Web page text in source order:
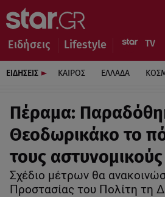
Ειδήσεις Lifestyle
ΕΙΔΗΣΕΙΣ ΚΑΙΡΟΣ ΕΛΛΑΔΑ
Πέραμα:
Θεοδωρικάκο το
τους αστυνομικούς
Σχέδιο μέτρων θα
Προστασίας του Πολίτη τη